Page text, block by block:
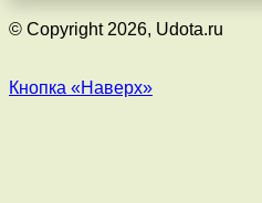
© Copyright 2026, Udota.ru
Кнопка «Наверх»